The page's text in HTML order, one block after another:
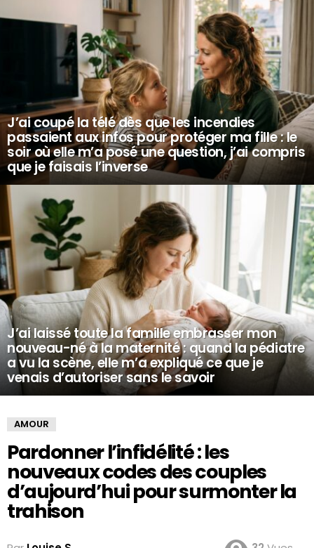
J’ai coupé la télé dès que les incendies
passaient aux infos pour protéger ma fille : le
soir où elle m’a posé une question, j’ai compris
que je faisais l’inverse
J’ai laissé toute la famille embrasser mon
nouveau-né à la maternité : quand la pédiatre
a vu la scène, elle m’a expliqué ce que je
venais d’autoriser sans le savoir
AMOUR
Pardonner l’infidélité : les
nouveaux codes des couples
d’aujourd’hui pour surmonter la
trahison